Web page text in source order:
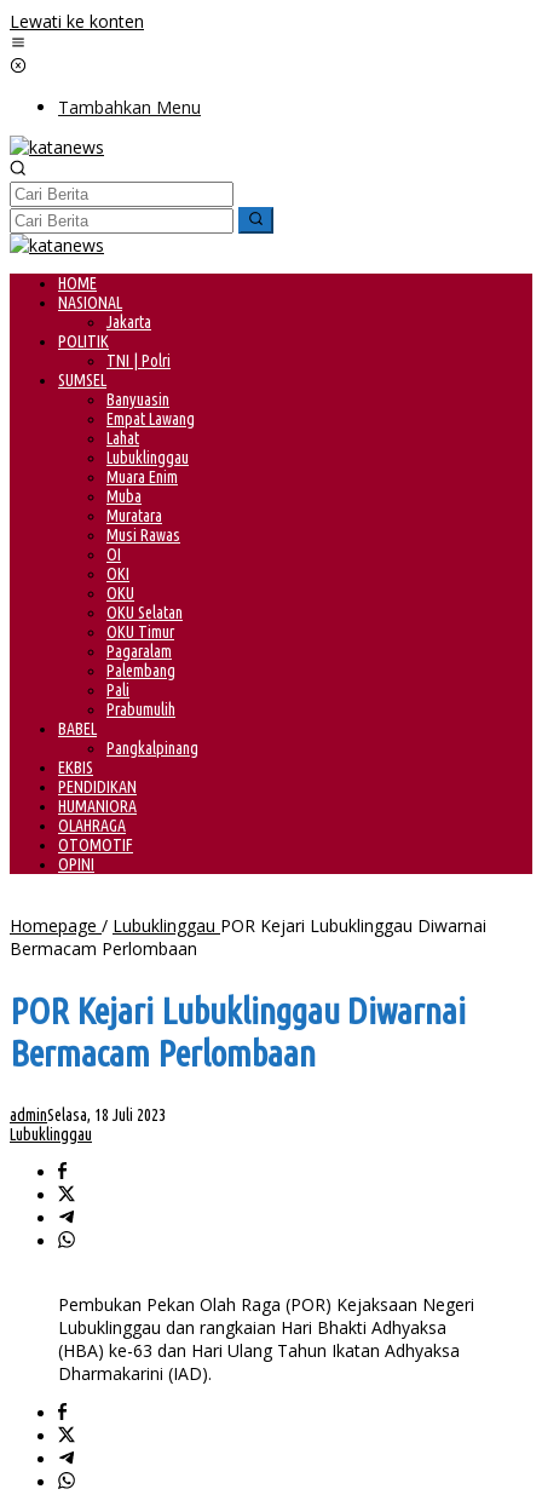
Lewati ke konten
Tambahkan Menu
HOME
NASIONAL
Jakarta
POLITIK
TNI | Polri
SUMSEL
Banyuasin
Empat Lawang
Lahat
Lubuklinggau
Muara Enim
Muba
Muratara
Musi Rawas
OI
OKI
OKU
OKU Selatan
OKU Timur
Pagaralam
Palembang
Pali
Prabumulih
BABEL
Pangkalpinang
EKBIS
PENDIDIKAN
HUMANIORA
OLAHRAGA
OTOMOTIF
OPINI
Homepage / Lubuklinggau POR Kejari Lubuklinggau Diwarnai
Bermacam Perlombaan
POR Kejari Lubuklinggau Diwarnai
Bermacam Perlombaan
adminSelasa, 18 Juli 2023
Lubuklinggau
Pembukan Pekan Olah Raga (POR) Kejaksaan Negeri
Lubuklinggau dan rangkaian Hari Bhakti Adhyaksa
(HBA) ke-63 dan Hari Ulang Tahun Ikatan Adhyaksa
Dharmakarini (IAD).